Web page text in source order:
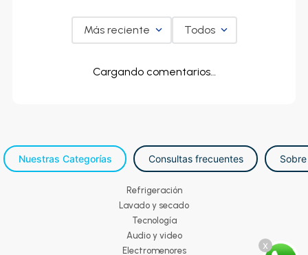
x
Más reciente Todos
Cargando comentarios…
Nuestras Categorías Consultas frecuentes
Refrigeración
Lavado y secado
Tecnología
Audio y video
Electromenores